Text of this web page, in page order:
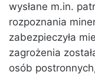
wysłane m.in.
rozpoznania
zabezpieczyła
zagrożenia
osób